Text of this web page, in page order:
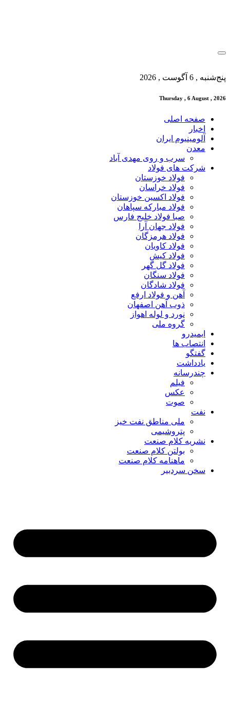
پنج‌شنبه , 6 آگوست , 2026
Thursday , 6 August , 2026
صفحه اصلی
اخبار
آلومینیوم ایران
معدن
سرب و روی مهدی آباد
شرکت های فولاد
فولاد خوزستان
فولاد خراسان
فولاد اکسین خوزستان
فولاد مبارکه سپاهان
صبا فولاد خلیج فارس
فولاد جهان آرا
فولاد هرمزگان
فولاد کاویان
فولاد کیش
فولاد گل گهر
فولاد سنگان
فولاد شادگان
آهن و فولاد ارفع
ذوب آهن اصفهان
نورد و لوله اهواز
گروه ملی
ایمیدرو
انتصاب ها
گفتگو
یادداشت
چندرسانه
فیلم
عکس
صوت
نفت
ملی مناطق نفت خیز
پتروشیمی
نشریه کلام صنعت
بولتن کلام صنعت
ماهنامه کلام صنعت
سخن سردبیر